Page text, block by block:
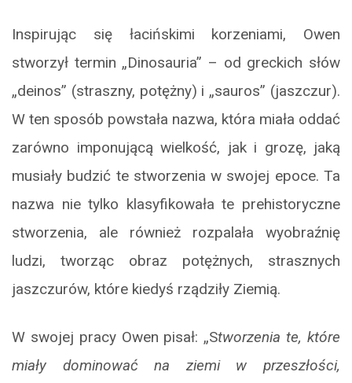
Inspirując się łacińskimi korzeniami, Owen
stworzył termin „Dinosauria” – od greckich słów
„deinos” (straszny, potężny) i „sauros” (jaszczur).
W ten sposób powstała nazwa, która miała oddać
zarówno imponującą wielkość, jak i grozę, jaką
musiały budzić te stworzenia w swojej epoce. Ta
nazwa nie tylko klasyfikowała te prehistoryczne
stworzenia, ale również rozpalała wyobraźnię
ludzi, tworząc obraz potężnych, strasznych
jaszczurów, które kiedyś rządziły Ziemią.
W swojej pracy Owen pisał: „Stworzenia te, które
miały dominować na ziemi w przeszłości,